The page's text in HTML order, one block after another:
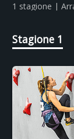
1 stagione |
Stagione 1